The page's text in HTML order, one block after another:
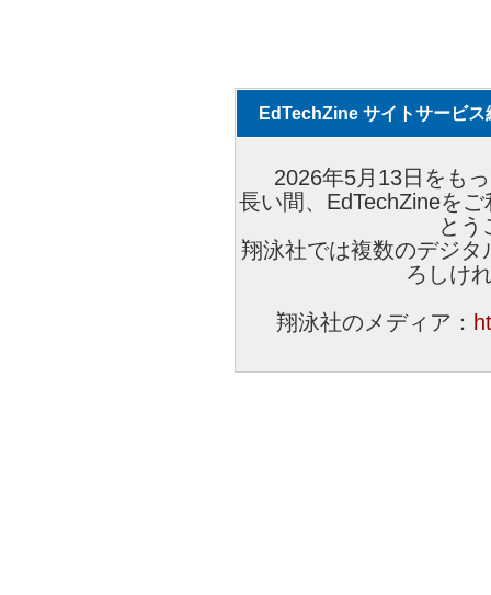
EdTechZine サイトサービス
2026年5月13日をも
長い間、EdTechZineを
とう
翔泳社では複数のデジ
ろしけ
翔泳社のメディア：